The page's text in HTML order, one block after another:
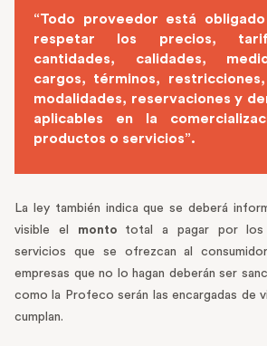
“Todo proveedor está
respetar los precios,
cantidades, calidades,
cargos, términos,
modalidades, reservaciones y
aplicables en la
productos o servicios”.
La ley también indica que se deberá
visible el
monto total a pagar por los
servicios que se ofrezcan al
empresas que no lo hagan deberán ser
como la Profeco serán las encargadas de
cumplan.